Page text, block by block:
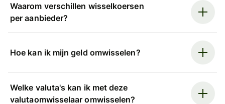
Waarom verschillen wisselkoersen
per aanbieder?
Hoe kan ik mijn geld omwisselen?
Welke valuta's kan ik met deze
valutaomwisselaar omwisselen?